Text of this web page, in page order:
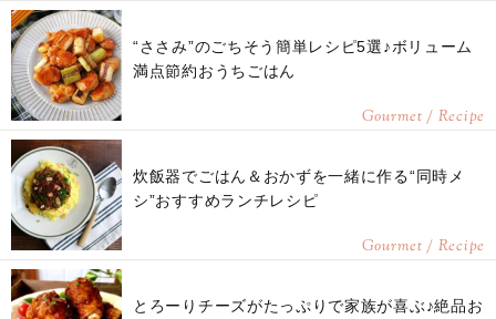
“ささみ”のごちそう簡単レシピ5選♪ボリューム
満点節約おうちごはん
Gourmet / Recipe
炊飯器でごはん＆おかずを一緒に作る“同時メ
シ”おすすめランチレシピ
Gourmet / Recipe
とろーりチーズがたっぷりで家族が喜ぶ♪絶品お